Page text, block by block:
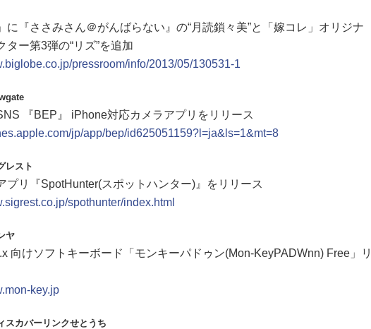
に『ささみさん＠がんばらない』の“月読鎖々美”と「嫁コレ」オリジナ
ター第3弾の“リズ”を追加
pressroom/info/2013/05/130531-1
『BEP』 iPhone対応カメラアプリをリリース
jp/app/bep/id625051159?l=ja&ls=1&mt=8
レスト
プリ『SpotHunter(スポットハンター)』をリリース
spothunter/index.html
ヤ
向けソフトキーボード「モンキーパドゥン(Mon-KeyPADWnn) Free」リ
key.jp
スカバーリンクせとうち